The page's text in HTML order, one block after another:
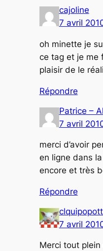
cajoline
7 avril
oh minette je
ce tag et je me
plaisir de le
Répondre
Patrice –
7 avril
merci d’avoir
en ligne dans
encore et très
Répondre
7 avril
Merci tout plein